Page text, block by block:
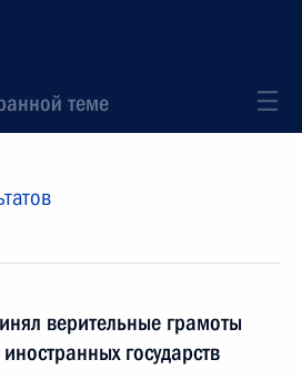
теме
верительные грамоты
государств